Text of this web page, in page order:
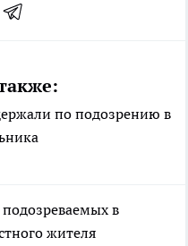
по подозрению в
подозреваемых в
жителя